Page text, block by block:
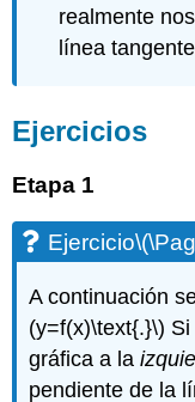
realmente
línea
Ejercicios
Etapa 1
Ejercicio
A continuación
(y=f(x)\text{.}\)
gráfica a la
pendiente de la